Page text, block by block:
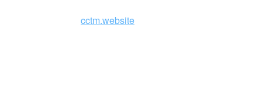
cctm.website